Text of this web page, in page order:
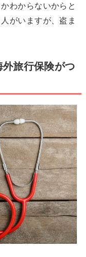
わからないからと
がいますが、盗ま
旅行保険がつ